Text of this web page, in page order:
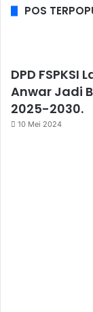
POS
DPD
Anwar Jadi
2025-2030.
10 Mei 2024